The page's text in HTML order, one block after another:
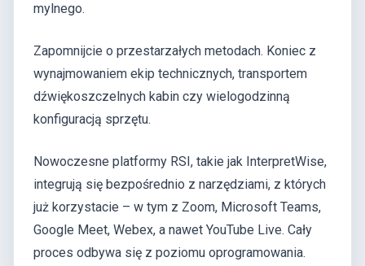
mylnego.
Zapomnijcie o przestarzałych metodach. Koniec z
wynajmowaniem ekip technicznych, transportem
dźwiękoszczelnych kabin czy wielogodzinną
konfiguracją sprzętu.
Nowoczesne platformy RSI, takie jak InterpretWise,
integrują się bezpośrednio z narzędziami, z których
już korzystacie – w tym z Zoom, Microsoft Teams,
Google Meet, Webex, a nawet YouTube Live. Cały
proces odbywa się z poziomu oprogramowania.